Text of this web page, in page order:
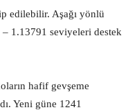
edilebilir. Aşağı yönlü
1.13791 seviyeleri destek
hafif gevşeme
Yeni güne 1241